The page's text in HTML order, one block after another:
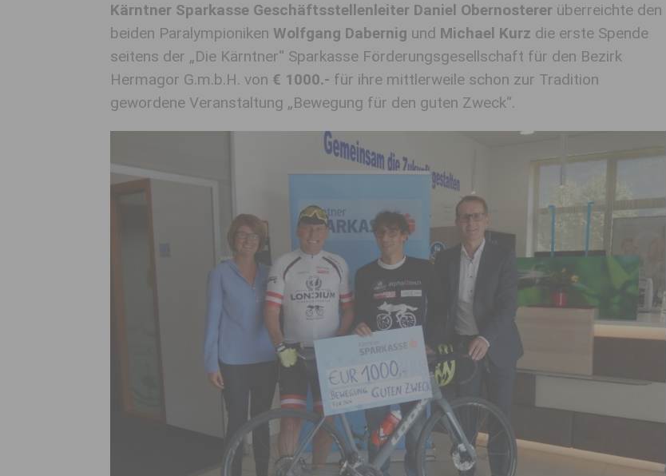
Kärntner Sparkasse Geschäftsstellenleiter Daniel Obernosterer überreichte den
beiden Paralympioniken Wolfgang Dabernig und Michael Kurz die erste Spende
seitens der „Die Kärntner“ Sparkasse Förderungsgesellschaft für den Bezirk
Hermagor G.m.b.H. von € 1000.- für ihre mittlerweile schon zur Tradition
gewordene Veranstaltung „Bewegung für den guten Zweck“.